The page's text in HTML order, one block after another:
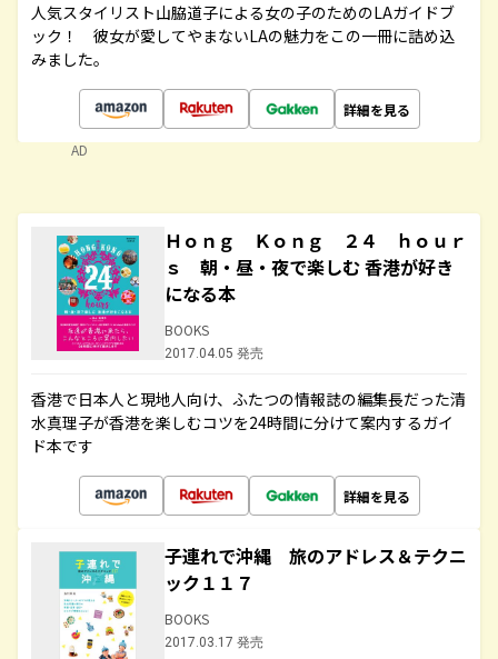
人気スタイリスト山脇道子による女の子のためのLAガイドブ
ック！ 彼女が愛してやまないLAの魅力をこの一冊に詰め込
みました。
詳細を見る
AD
Ｈｏｎｇ Ｋｏｎｇ ２４ ｈｏｕｒ
ｓ 朝・昼・夜で楽しむ 香港が好き
になる本
BOOKS
2017.04.05 発売
香港で日本人と現地人向け、ふたつの情報誌の編集長だった清
水真理子が香港を楽しむコツを24時間に分けて案内するガイ
ド本です
詳細を見る
子連れで沖縄 旅のアドレス＆テクニ
ック１１７
BOOKS
2017.03.17 発売